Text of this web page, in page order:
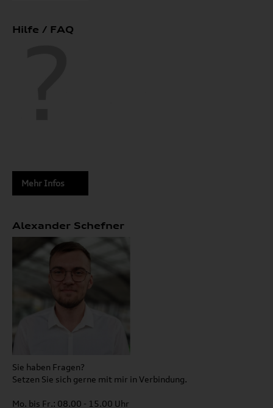
Hilfe / FAQ
Mehr Infos
Alexander Schefner
Sie haben Fragen?
Setzen Sie sich gerne mit mir in Verbindung.
Mo. bis Fr.: 08.00 - 15.00 Uhr